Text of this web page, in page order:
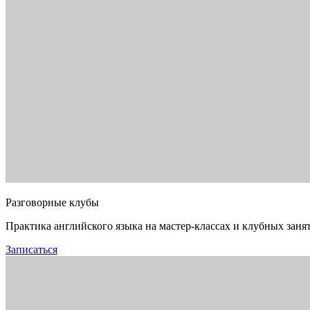
Разговорные клубы
Практика английского языка на мастер-классах и клубных
Записаться